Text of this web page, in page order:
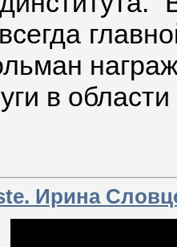
в
Ирина